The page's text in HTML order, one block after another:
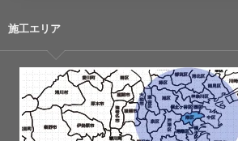
施工エリア